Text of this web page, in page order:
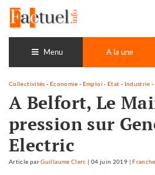
contenu
Menu A la une
Collectivités - Economie - Emploi -Etat - Industrie -
A Belfort, Le
pression sur
Electric
Article parGuillaume Clerc | 04 juin 2019 |